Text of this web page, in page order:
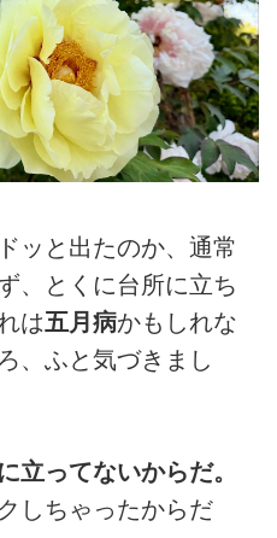
ッと出たのか、通常
、とくに台所に立ち
は五月病かもしれな
、ふと気づきまし
立ってないからだ。
しちゃったからだ